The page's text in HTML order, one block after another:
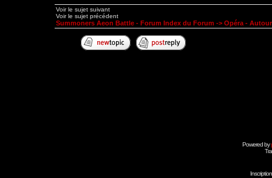
Voir le sujet suivant
Voir le sujet précédent
Summoners Aeon Battle - Forum Index du Forum -> Opéra -
Powered by